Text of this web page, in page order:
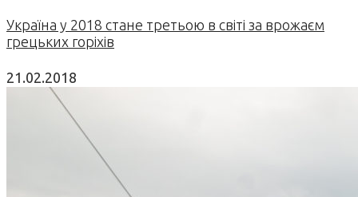
Україна у 2018 стане третьою в світі за врожаєм
грецьких горіхів
21.02.2018